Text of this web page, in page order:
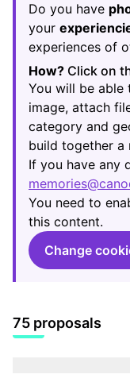
Do you have
your
experiences of
How? Click on
You will be able
image, attach
category and
build together a
If you have any
You need to
this content.
Change
75 proposals